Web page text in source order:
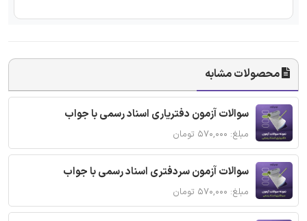
محصولات مشابه
سوالات آزمون دفتریاری اسناد رسمی با جواب
مبلغ: ۵۷۰,۰۰۰ تومان
سوالات آزمون سردفتری اسناد رسمی با جواب
مبلغ: ۵۷۰,۰۰۰ تومان